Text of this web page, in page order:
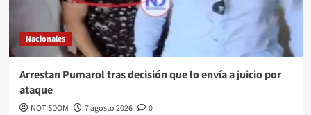
Nacionales
Arrestan Pumarol tras decisión que lo envía a juicio por
ataque
NOTISDOM 7 agosto 2026 0